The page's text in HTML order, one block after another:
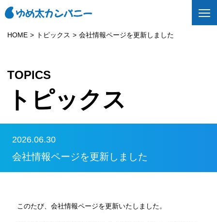
HOME トピックス 会社情報ページを更新しました
TOPICS
トピックス
2026.06.30
会社情報ページを更新しました
このたび、会社情報ページを更新いたしました。